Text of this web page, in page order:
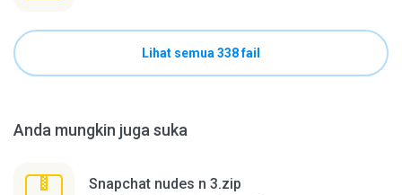
Lihat semua 338 fail
Anda mungkin juga suka
Snapchat nudes n 3.zip